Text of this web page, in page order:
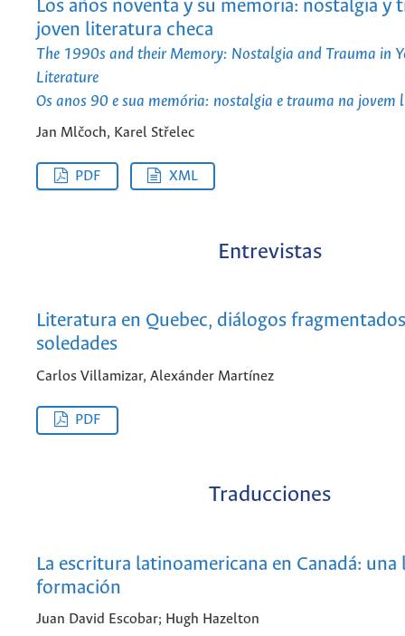
Los años noventa y su memoria: nostalgia y
joven literatura checa
The 1990s and their Memory: Nostalgia and Trauma in
Literature
Os anos 90 e sua memória: nostalgia e trauma na jovem
Jan Mlčoch, Karel Střelec
PDF XML
Entrevistas
Literatura en Quebec, diálogos
soledades
Carlos Villamizar, Alexánder Martínez
PDF
Traducciones
La escritura latinoamericana en Canadá:
formación
Juan David Escobar; Hugh Hazelton